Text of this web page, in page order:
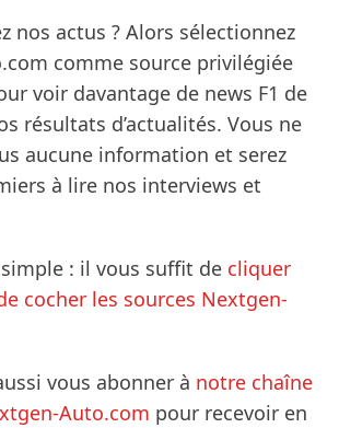
nos actus ? Alors sélectionnez
comme source privilégiée
voir davantage de news F1 de
résultats d’actualités. Vous ne
aucune information et serez
à lire nos interviews et
simple : il vous suffit de cliquer
cocher les sources Nextgen-
vous abonner à notre chaîne
Auto.com pour recevoir en